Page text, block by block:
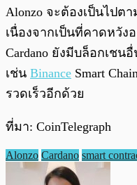
Alonzo จะต้องเป็นไปต
เนื่องจากเป็นที่คาดหวั
Cardano ยังมีบล็อกเชน
เช่น Binance Smart
รวดเร็วอีกด้วย
ที่มา: CoinTelegraph
Alonzo Cardano smart